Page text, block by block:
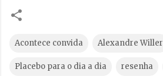
Acontece convida Alexandre Willer
Placebo para o dia a dia resenha